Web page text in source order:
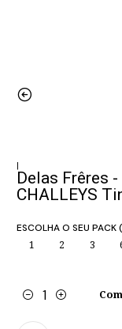
|
Delas Frêres
CHALLEYS
ESCOLHA O SEU
1 2 3
Quantidade